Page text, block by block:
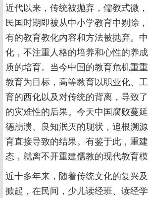
近代以来，传统被抛弃，儒教式微
民国时期即被从中小学教育中剔除
有的教育教化内容和方法被抛弃。
化，不注重人格的培养和心性的养
质的培育。当今中国的教育危机重
教育为目标，高等教育以职业化、
育的西化以及对传统的背离，导致
的灾难性的后果。今天中国腐败蔓
德崩溃、良知泯灭的现状，追根溯
育直接导致的结果。有鉴于此，重
态，就离不开重建儒教的现代教育模
近十多年来，随着传统文化的复兴
掀起，在民间，少儿读经班、读经